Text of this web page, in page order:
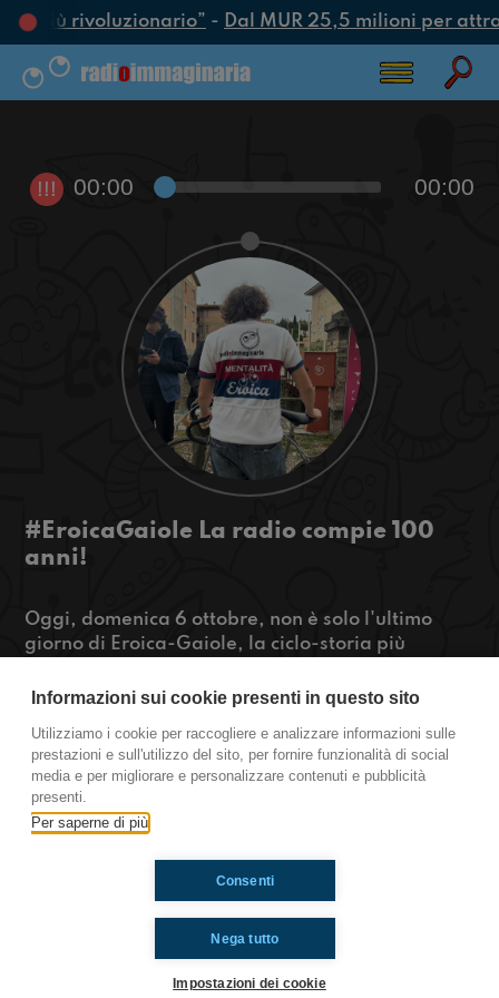
più rivoluzionario”- Dal MUR 25,5 milioni per
!!! 00:00 00:00
#EroicaGaiole La radio compie 100
anni!
Oggi, domenica 6 ottobre, non è solo l'ultimo
giorno di Eroica-Gaiole, la ciclo-storia più
anniversario dalla prima trasmissione radio Rai
mezzi eroici: resistono al tempo e ci fanno
innamorare anche oggi.
https://www.radioimmaginaria.it
Ti è piaciuto? Condividilo!
Informazioni sui cookie presenti in questo sito
Utilizziamo i cookie per raccogliere e analizzare informazioni sulle
prestazioni e sull'utilizzo del sito, per fornire funzionalità di social
media e per migliorare e personalizzare contenuti e pubblicità
presenti.
Per saperne di più
Nega tutto
Consenti
Impostazioni dei cookie